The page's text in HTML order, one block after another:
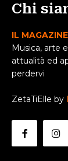
Chi
IL
Musica, arte
attualità ed
perdervi
ZetaTiElle by